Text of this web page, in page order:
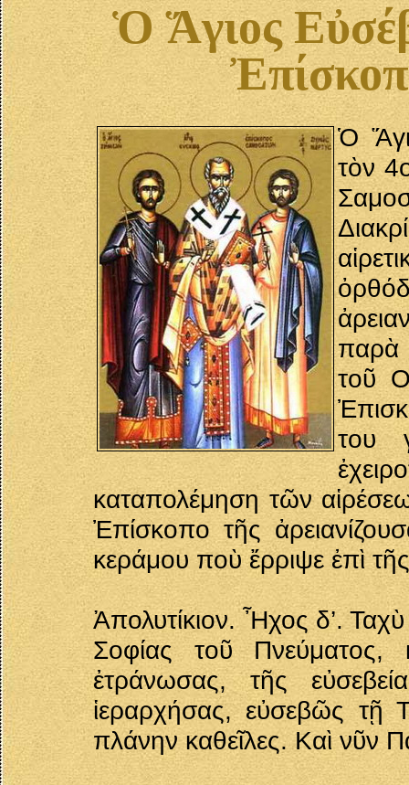
Ὁ Ἅγιος
Ὁ
τὸν
παρὰ
τοῦ
του
καταπολέμηση τῶν
Ἐπίσκοπο τῆς
κεράμου ποὺ ἔρριψε ἐπὶ
Ἀπολυτίκιον. Ἦχος δ’.
Σοφίας τοῦ Πνεύματος,
ἐτράνωσας, τῆς
ἱεραρχήσας, εὐσεβῶς τῇ
πλάνην καθεῖλες. Καὶ νῦν